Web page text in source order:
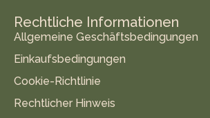
Rechtliche Informationen
Allgemeine Geschäftsbedingungen
Einkaufsbedingungen
Cookie-Richtlinie
Rechtlicher Hinweis